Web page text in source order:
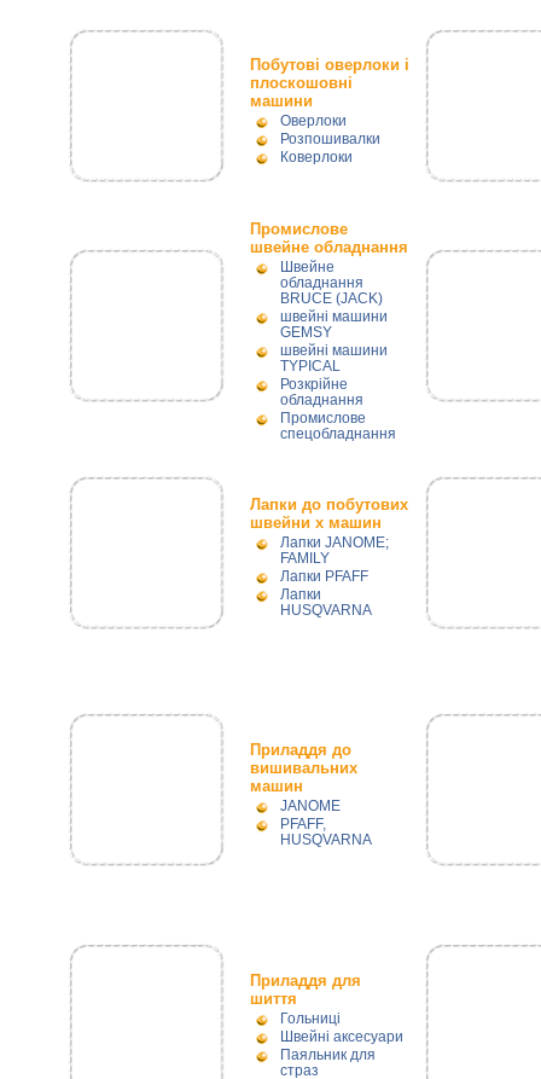
Побутові оверлоки і
плоскошовні
машини
Оверлоки
Розпошивалки
Коверлоки
Промислове
швейне обладнання
Швейне
обладнання
BRUCE (JACK)
швейні машини
GEMSY
швейні машини
TYPICAL
Розкрійне
обладнання
Промислове
спецобладнання
Лапки до побутових
швейни х машин
Лапки JANOME;
FAMILY
Лапки PFAFF
Лапки
HUSQVARNA
Приладдя до
вишивальних
машин
JANOME
PFAFF,
HUSQVARNA
Приладдя для
шиття
Гольниці
Швейні аксесуари
Паяльник для
страз